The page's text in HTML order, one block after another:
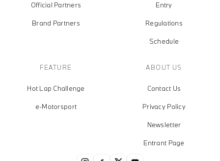
Official Partners
Brand Partners
Entry
Regulations
Schedule
FEATURE
Hot Lap Challenge
e-Motorsport
ABOUT US
Contact Us
Privacy Policy
Newsletter
Entrant Page